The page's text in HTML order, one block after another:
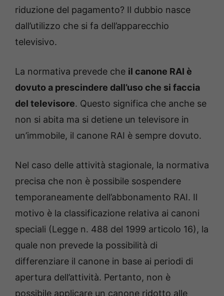
riduzione del pagamento? Il dubbio nasce
dall’utilizzo che si fa dell’apparecchio
televisivo.
La normativa prevede che il canone RAI è
dovuto a prescindere dall’uso che si faccia
del televisore. Questo significa che anche se
non si abita ma si detiene un televisore in
un’immobile, il canone RAI è sempre dovuto.
Nel caso delle attività stagionale, la normativa
precisa che non è possibile sospendere
temporaneamente dell’abbonamento RAI. Il
motivo è la classificazione relativa ai canoni
speciali (Legge n. 488 del 1999 articolo 16), la
quale non prevede la possibilità di
differenziare il canone in base ai periodi di
apertura dell’attività. Pertanto, non è
possibile applicare un canone ridotto alle